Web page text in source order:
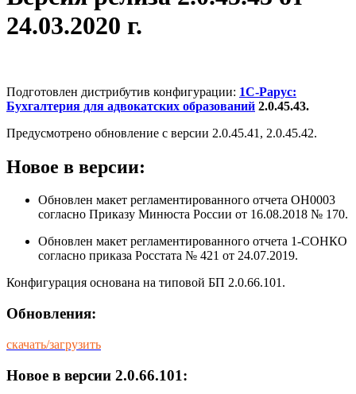
24.03.2020 г.
Подготовлен дистрибутив конфигурации: 1С-Рарус:
Бухгалтерия для адвокатских образований 2.0.45.43.
Предусмотрено обновление с версии 2.0.45.41, 2.0.45.42.
Новое в версии:
Обновлен макет регламентированного отчета ОН0003
согласно Приказу Минюста России от 16.08.2018 № 170.
Обновлен макет регламентированного отчета 1-СОНКО
согласно приказа Росстата № 421 от 24.07.2019.
Конфигурация основана на типовой БП 2.0.66.101.
Обновления:
скачать/загрузить
Новое в версии 2.0.66.101: